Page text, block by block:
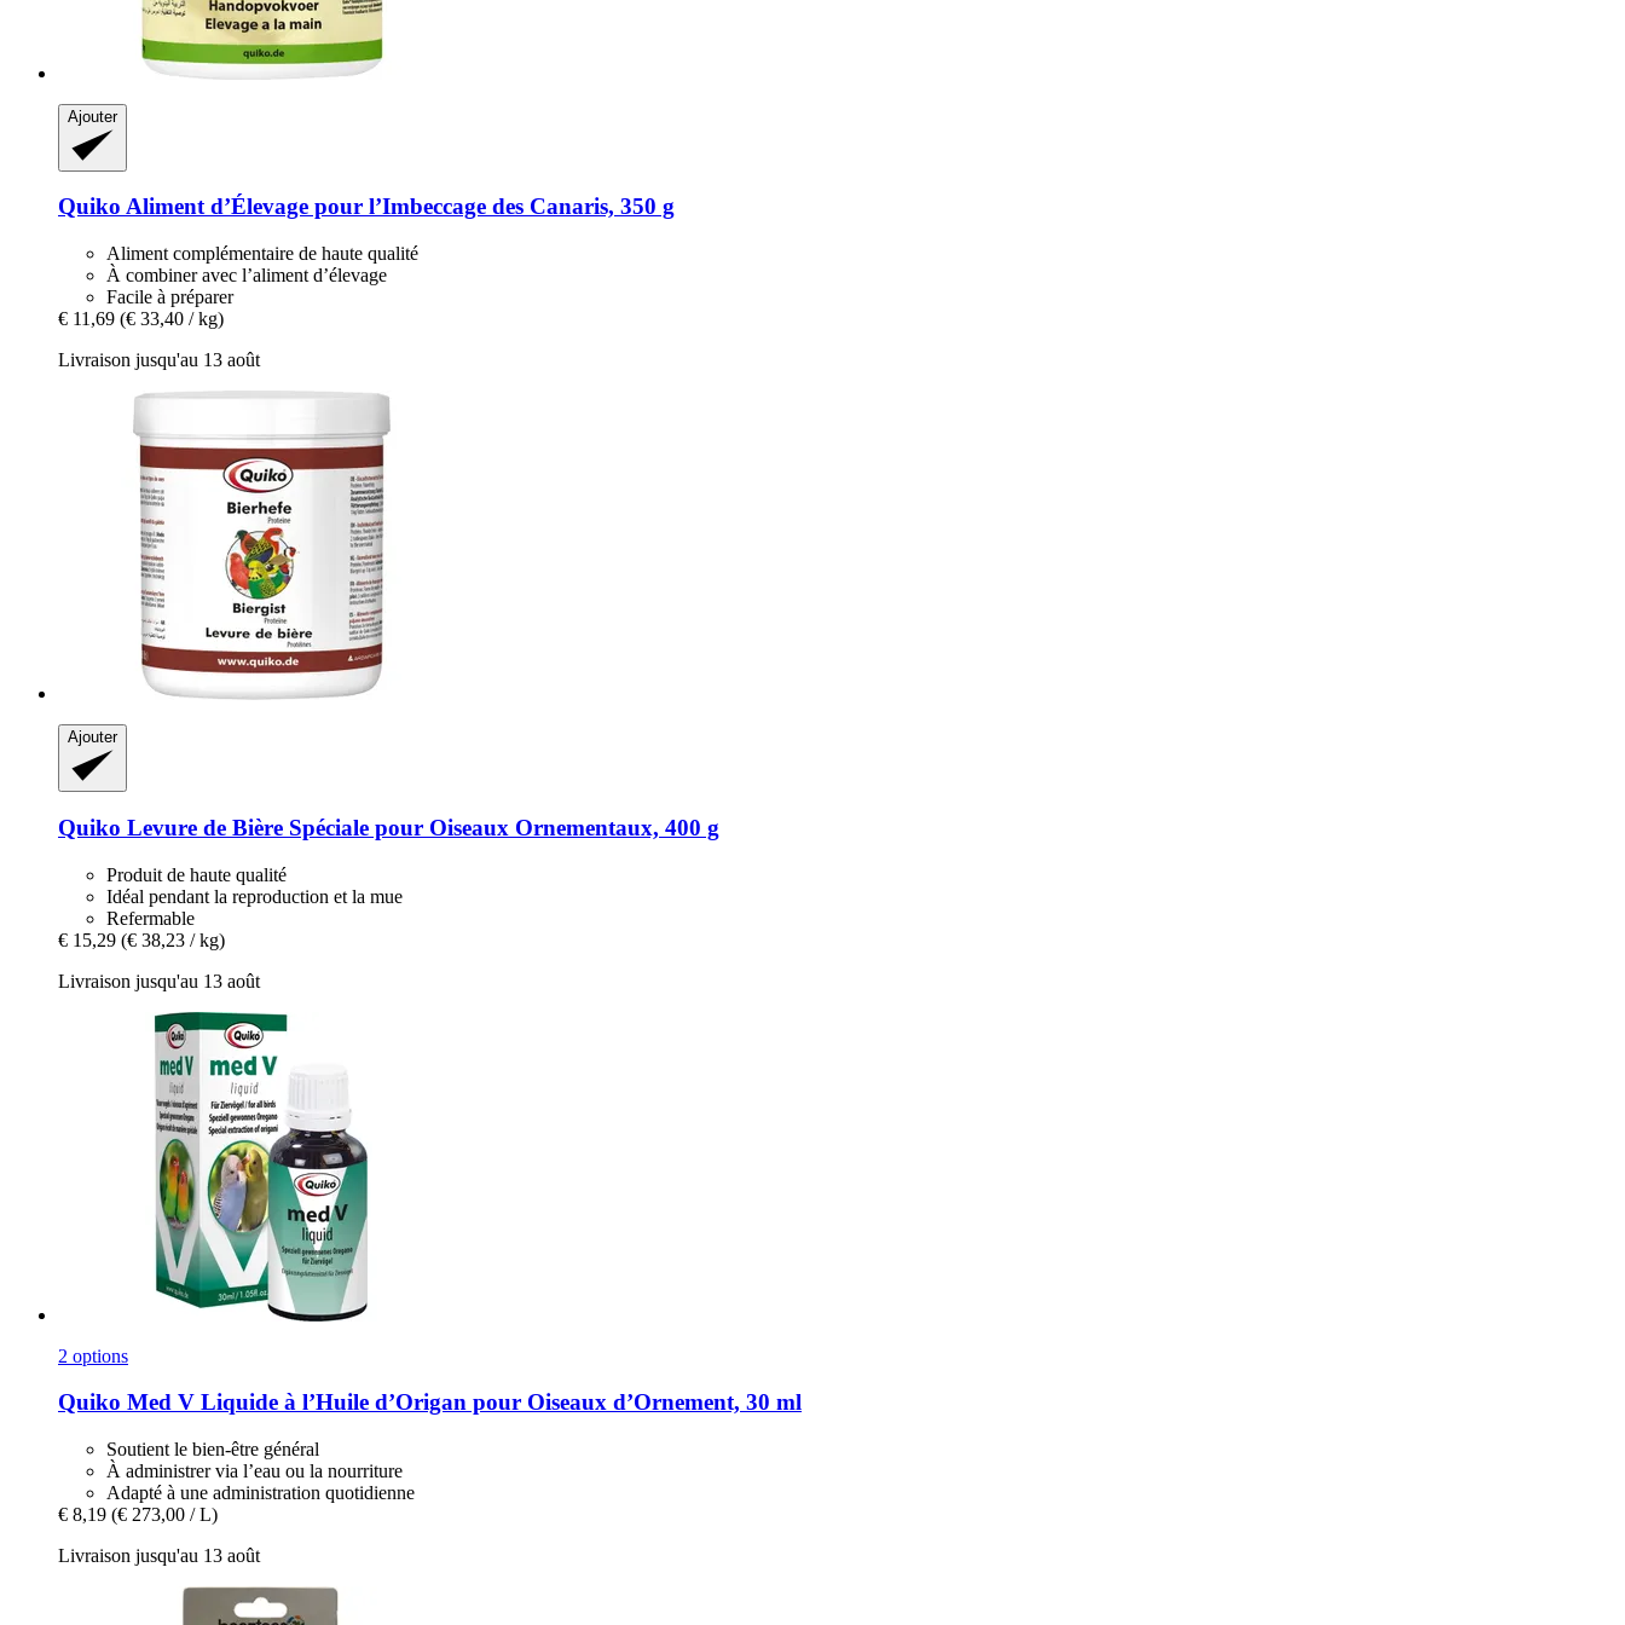
Ajouter
Quiko Aliment d’Élevage pour l’Imbeccage des Canaris, 350 g
Aliment complémentaire de haute qualité
À combiner avec l’aliment d’élevage
Facile à préparer
€ 11,69 (€ 33,40 / kg)
Livraison jusqu'au 13 août
Ajouter
Quiko Levure de Bière Spéciale pour Oiseaux Ornementaux, 400 g
Produit de haute qualité
Idéal pendant la reproduction et la mue
Refermable
€ 15,29 (€ 38,23 / kg)
Livraison jusqu'au 13 août
2 options
Quiko Med V Liquide à l’Huile d’Origan pour Oiseaux d’Ornement, 30 ml
Soutient le bien-être général
À administrer via l’eau ou la nourriture
Adapté à une administration quotidienne
€ 8,19 (€ 273,00 / L)
Livraison jusqu'au 13 août